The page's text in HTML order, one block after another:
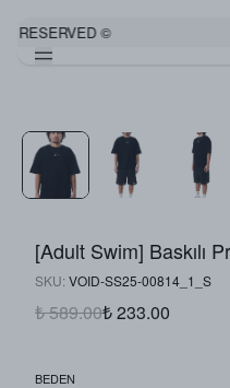
RESERVED ©
[Adult Swim] Baskılı
SKU: VOID-SS25-00814_1_S
₺ 589.00₺ 233.00
BEDEN